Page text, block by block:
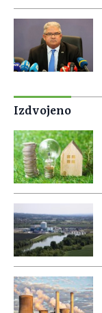
Izdvojeno